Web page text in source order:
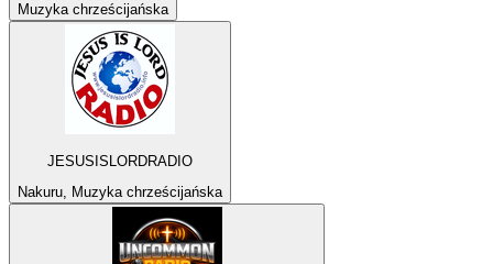
Muzyka chrześcijańska
JESUSISLORDRADIO
Nakuru, Muzyka chrześcijańska